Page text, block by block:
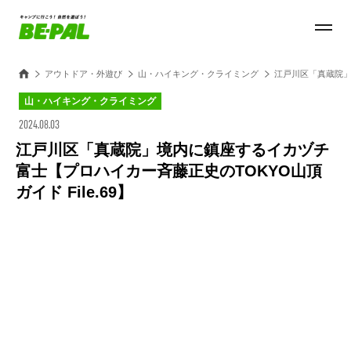
アウトドア・外遊び 山・ハイキング・クライミング 江戸川区「真蔵院
山・ハイキング・クライミング
2024.08.03
江戸川区「真蔵院」境内に鎮座するイカヅチ
富士【プロハイカー斉藤正史のTOKYO山頂
ガイド File.69】